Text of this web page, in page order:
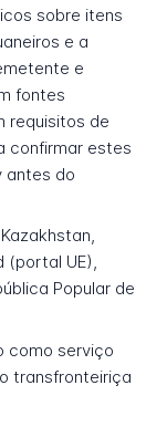
sobre itens
e a
e
fontes
requisitos de
confirmar estes
antes do
(portal UE),
Popular de
como serviço
transfronteiriça